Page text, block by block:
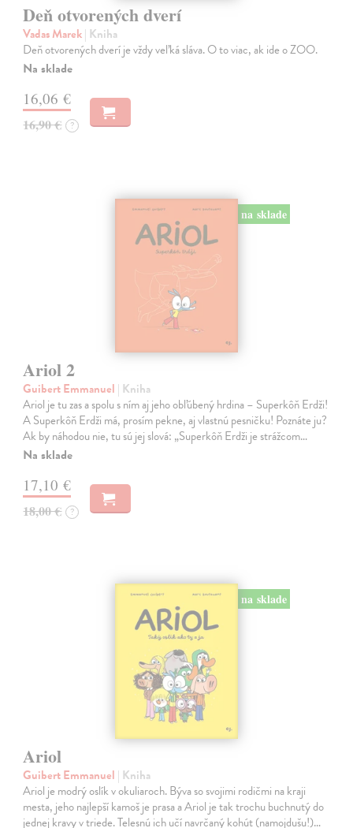
Deň otvorených dverí
Vadas Marek| Kniha
Deň otvorených dverí je vždy veľká sláva. O to viac, ak ide o ZOO.
Na sklade
16,06 €
16,90 € ?
na sklade
Ariol 2
Guibert Emmanuel | Kniha
Ariol je tu zas a spolu s ním aj jeho obľúbený hrdina – Superkôň Erdži!
A Superkôň Erdži má, prosím pekne, aj vlastnú pesničku! Poznáte ju?
Ak by náhodou nie, tu sú jej slová: „Superkôň Erdži je strážcom…
Na sklade
17,10 €
18,00 € ?
na sklade
Ariol
Guibert Emmanuel | Kniha
Ariol je modrý oslík v okuliaroch. Býva so svojimi rodičmi na kraji
mesta, jeho najlepší kamoš je prasa a Ariol je tak trochu buchnutý do
jednej kravy v triede. Telesnú ich učí navrčaný kohút (namojdušu!)…